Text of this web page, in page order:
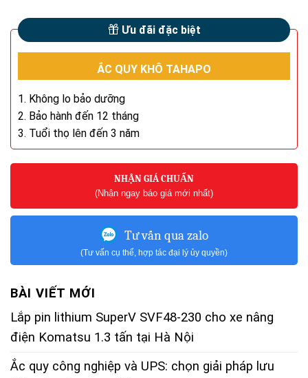
Ưu đãi đặc biệt
ẮC QUY KHÔ TAHAPO
1. Không lo bảo dưỡng
2. Bảo hành đến 12 tháng
3. Tuổi thọ lên đến 3 năm
NHẬN GIÁ CHUẨN
(Nhận ngay báo giá mới nhất)
Tư vấn qua zalo
(Tư vấn cụ thể, hợp tác đại lý ủy quyền)
BÀI VIẾT MỚI
Lắp pin lithium SuperV SVF48-230 cho xe nâng
điện Komatsu 1.3 tấn tại Hà Nội
Ắc quy công nghiệp và UPS: chọn giải pháp lưu